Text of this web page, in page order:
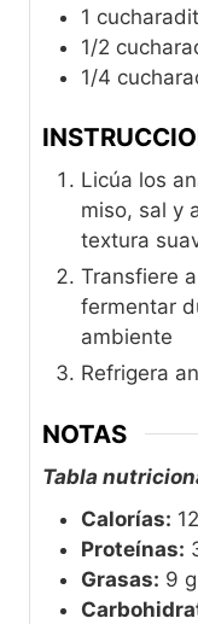
1
1/2
1/4
Licúa los
miso, sal y
textura
Transfiere
fermentar
ambiente
Refrigera
NOTAS
Tabla
Calorías:
Proteínas:
Grasas: 9 g